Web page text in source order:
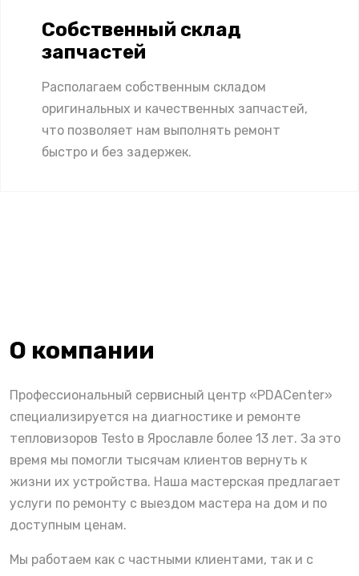
Собственный склад
запчастей
Располагаем собственным складом
оригинальных и качественных запчастей,
что позволяет нам выполнять ремонт
быстро и без задержек.
О компании
Профессиональный сервисный центр «PDACenter»
специализируется на диагностике и ремонте
тепловизоров Testo в Ярославле более 13 лет. За это
время мы помогли тысячам клиентов вернуть к
жизни их устройства. Наша мастерская предлагает
услуги по ремонту с выездом мастера на дом и по
доступным ценам.
Мы работаем как с частными клиентами, так и с